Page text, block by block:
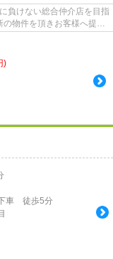
負けない総合仲介店を目指
物件を頂きお客様へ提供
)
下車 徒歩5分